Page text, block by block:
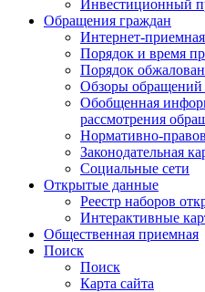
Инвестиционный
Обращения граждан
Интернет-приемная
Порядок и время
Порядок
Обзоры обращений
Обобщенная
рассмотрения
Нормативно-
Законодательная
Социальные сети
Открытые данные
Реестр наборов
Интерактивные
Общественная приемная
Поиск
Поиск
Карта сайта